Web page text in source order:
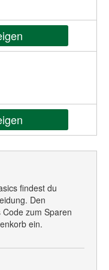
findest du
Den
zum Sparen
ein.